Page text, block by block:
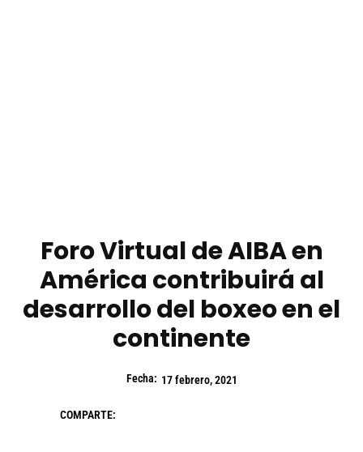
Foro Virtual de AIBA en
América contribuirá al
desarrollo del boxeo en el
continente
Fecha: 17 febrero, 2021
COMPARTE: